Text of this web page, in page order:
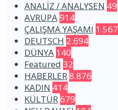
ANALİZ / ANALYSEN 49
AVRUPA914
ÇALIŞMA YAŞAMI 1.567
DEUTSCH 2.694
DÜNYA 140
Featured 32
HABERLER 8.876
KADIN 414
KÜLTÜR 679